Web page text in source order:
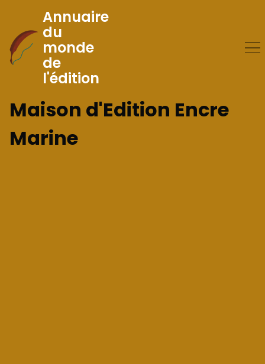
Skip
to
Content
Annuaire
du
monde
de
l'édition
Maison d'Edition Encre
Marine